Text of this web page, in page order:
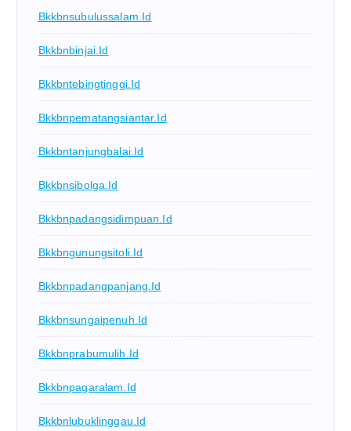
Bkkbnsubulussalam.id
Bkkbnbinjai.id
Bkkbntebingtinggi.id
Bkkbnpematangsiantar.id
Bkkbntanjungbalai.id
Bkkbnsibolga.id
Bkkbnpadangsidimpuan.id
Bkkbngunungsitoli.id
Bkkbnpadangpanjang.id
Bkkbnsungaipenuh.id
Bkkbnprabumulih.id
Bkkbnpagaralam.id
Bkkbnlubuklinggau.id